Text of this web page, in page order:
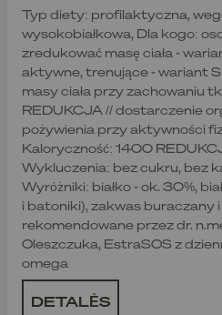
Typ diety: profilaktyczna,
wysokobiałkowa, Dla kogo:
zredukować masę ciała -
aktywne, trenujące - wariant
masy ciała przy zachowaniu
REDUKCJA // dostarczenie
pożywienia przy aktywności
Kaloryczność: 1400
Wykluczenia: bez cukru, bez
Wyróżniki: białko - ok. 30%,
i batoniki), zakwas buraczany i
rekomendowane przez dr.
Oleszczuka, EstraSOS z
omega
DETALĖS